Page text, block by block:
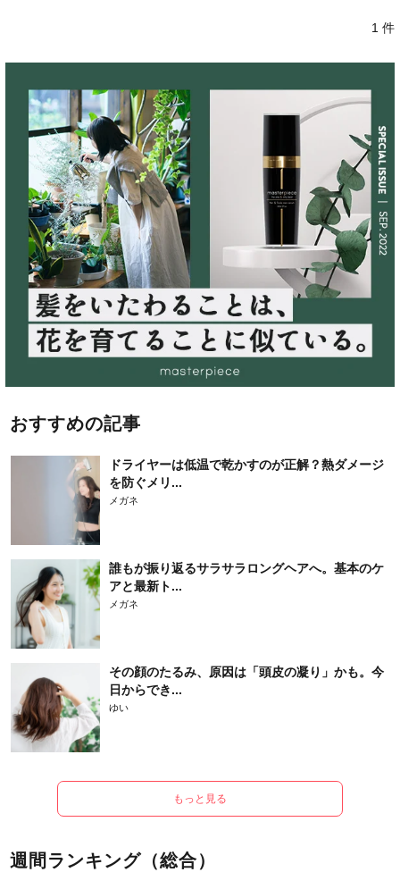
1 件
おすすめの記事
ドライヤーは低温で乾かすのが正解？熱ダメージ
を防ぐメリ...
メガネ
誰もが振り返るサラサラロングヘアへ。基本のケ
アと最新ト...
メガネ
その顔のたるみ、原因は「頭皮の凝り」かも。今
日からでき...
ゆい
もっと見る
週間ランキング（総合）